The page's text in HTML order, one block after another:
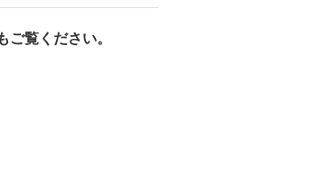
覧ください。